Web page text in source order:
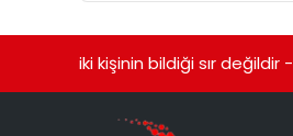
iki kişinin bildiği sır değildir -